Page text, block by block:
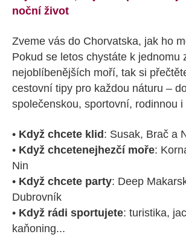
noční život
Zveme vás do Chorvatska, jak ho
Pokud se letos chystáte k jednomu
nejoblíbenějších moří, tak si
cestovní tipy pro každou náturu –
společenskou, sportovní, rodinnou
• Když chcete klid : Susak, Brač a
• Když chcetenejhezčí moře:
Nin
• Když chcete party: Deep
Dubrovník
• Když rádi sportujete: turistika,
kaňoning...